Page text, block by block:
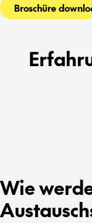
Broschüre
Wie